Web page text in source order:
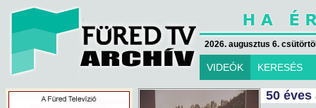
2026. augusztus 6.
VIDEÓK KERESÉS
50 éves